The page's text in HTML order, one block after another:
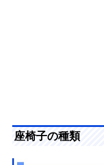
座椅子の種類